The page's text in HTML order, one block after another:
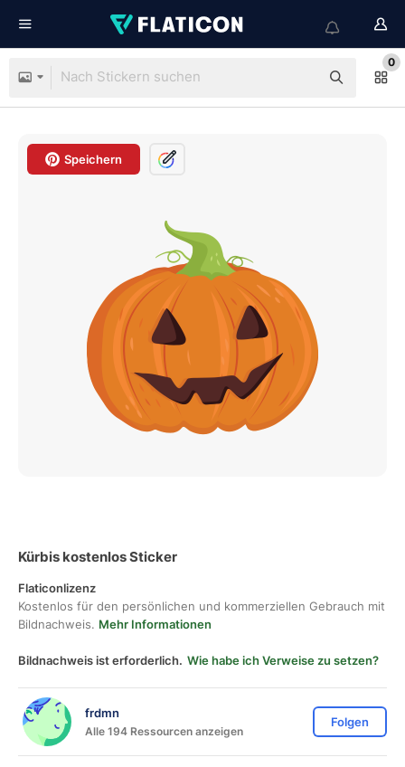
0
Speichern
Kürbis kostenlos Sticker
Flaticonlizenz
Kostenlos für den persönlichen und kommerziellen Gebrauch mit
Bildnachweis. Mehr Informationen
Bildnachweis ist erforderlich. Wie habe ich Verweise zu setzen?
frdmn
Alle 194 Ressourcen anzeigen
Folgen